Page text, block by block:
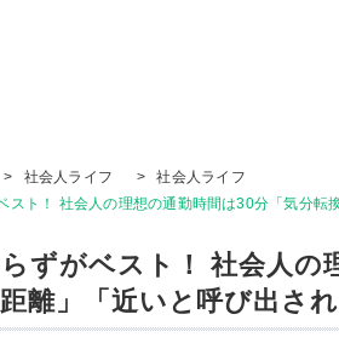
> 社会人ライフ >
社会人ライフ
スト！ 社会人の理想の通勤時間は30分「気分転
ずがベスト！ 社会人の
離」「近いと呼び出され